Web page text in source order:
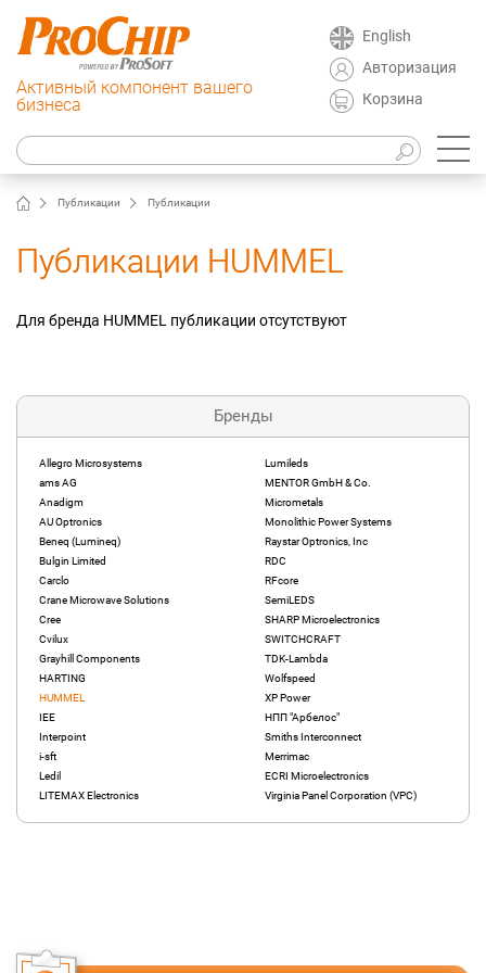
Активный компонент вашего
бизнеса
English
Авторизация
Корзина
Публикации Публикации
Бренды
Allegro Microsystems
ams AG
Anadigm
AU Optronics
Beneq (Lumineq)
Bulgin Limited
Carclo
Crane Microwave Solutions
Cree
Cvilux
Grayhill Components
HARTING
HUMMEL
IEE
Interpoint
i-sft
Ledil
LITEMAX Electronics
Lumileds
MENTOR GmbH & Co.
Micrometals
Monolithic Power Systems
Raystar Optronics, Inc
RDC
RFcore
SemiLEDS
SHARP Microelectronics
SWITCHCRAFT
TDK-Lambda
Wolfspeed
XP Power
НПП "Арбелос"
Smiths Interconnect
Merrimac
ECRI Microelectronics
Virginia Panel Corporation (VPC)
Публикации HUMMEL
Для бренда HUMMEL публикации отсутствуют